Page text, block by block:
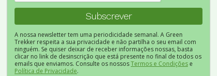
A nossa newsletter tem uma periodicidade semanal. A Green
Trekker respeita a sua privacidade e não partilha o seu email com
ninguém. Se quiser deixar de receber informações nossas, basta
clicar no link de desinscrição que está presente no final de todos os
emails que enviamos. Consulte os nossosTermos e Condições e
Política de Privacidade.